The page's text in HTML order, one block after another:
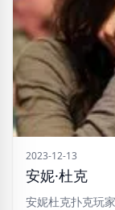
2023-12-13
安妮·杜克
安妮杜克扑克玩